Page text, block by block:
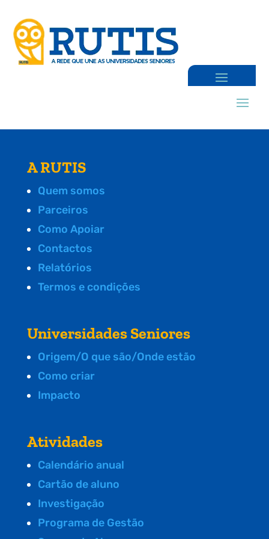
A RUTIS
Quem somos
Parceiros
Como Apoiar
Contactos
Relatórios
Termos e condições
Universidades Seniores
Origem/O que são/Onde estão
Como criar
Impacto
Atividades
Calendário anual
Cartão de aluno
Investigação
Programa de Gestão